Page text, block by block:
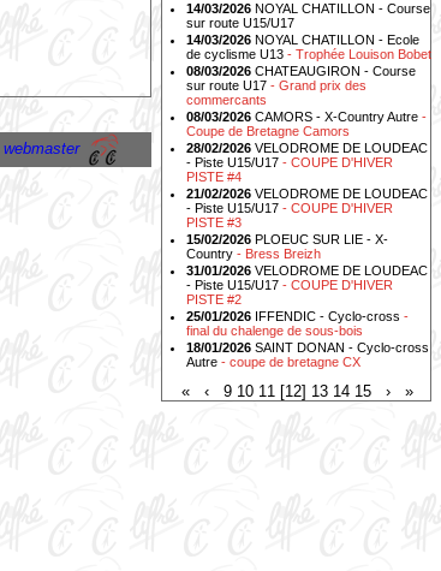
14/03/2026 NOYAL CHATILLON - Course
sur route U15/U17
14/03/2026 NOYAL CHATILLON - Ecole
de cyclisme U13 - Trophée Louison Bobet
08/03/2026 CHATEAUGIRON - Course
sur route U17 - Grand prix des
commercants
08/03/2026 CAMORS - X-Country Autre -
Coupe de Bretagne Camors
28/02/2026 VELODROME DE LOUDEAC
- Piste U15/U17 - COUPE D'HIVER
PISTE #4
21/02/2026 VELODROME DE LOUDEAC
- Piste U15/U17 - COUPE D'HIVER
PISTE #3
15/02/2026 PLOEUC SUR LIE - X-
Country - Bress Breizh
31/01/2026 VELODROME DE LOUDEAC
- Piste U15/U17 - COUPE D'HIVER
PISTE #2
25/01/2026 IFFENDIC - Cyclo-cross -
final du chalenge de sous-bois
18/01/2026 SAINT DONAN - Cyclo-cross
Autre - coupe de bretagne CX
« ‹ 9 10 11 [12] 13 14 15 › »
webmaster